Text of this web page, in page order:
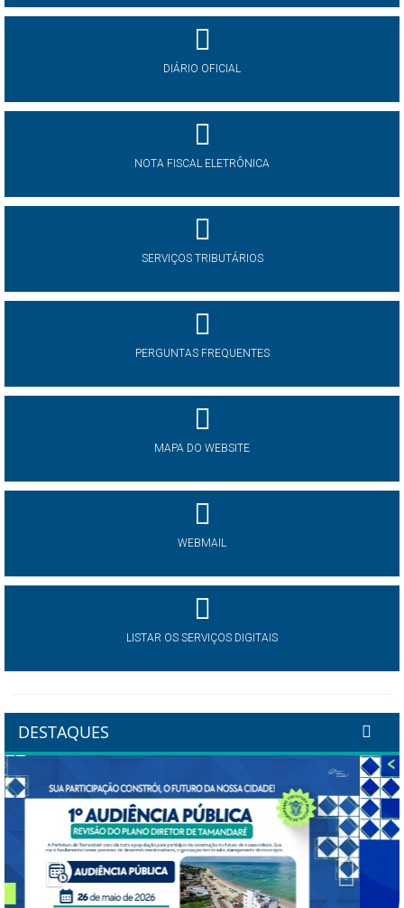
DIÁRIO OFICIAL
NOTA FISCAL ELETRÔNICA
SERVIÇOS TRIBUTÁRIOS
PERGUNTAS FREQUENTES
MAPA DO WEBSITE
WEBMAIL
LISTAR OS SERVIÇOS DIGITAIS
DESTAQUES